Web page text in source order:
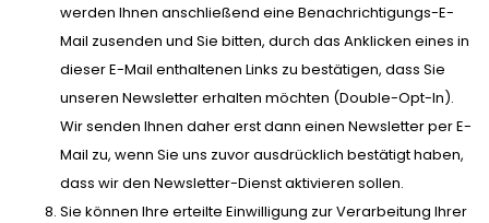
werden Ihnen anschließend eine Benachrichtigungs-E-
Mail zusenden und Sie bitten, durch das Anklicken eines in
dieser E-Mail enthaltenen Links zu bestätigen, dass Sie
unseren Newsletter erhalten möchten (Double-Opt-In).
Wir senden Ihnen daher erst dann einen Newsletter per E-
Mail zu, wenn Sie uns zuvor ausdrücklich bestätigt haben,
dass wir den Newsletter-Dienst aktivieren sollen.
Sie können Ihre erteilte Einwilligung zur Verarbeitung Ihrer